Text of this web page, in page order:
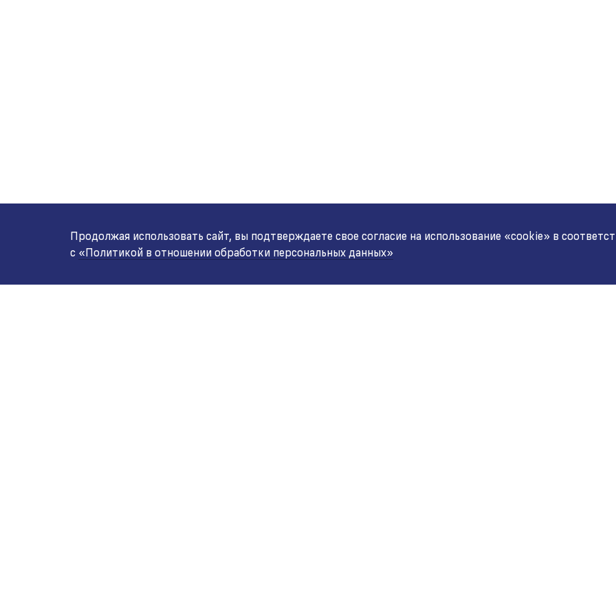
Продолжая использовать сайт, вы подтверждаете свое согласие на использование «cookie» в
с «Политикой в отношении обработки персональных данных»